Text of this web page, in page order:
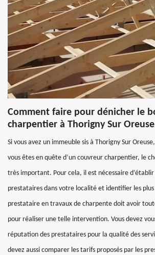
Comment faire pour dénicher le
charpentier à Thorigny Sur Oreuse
Si vous avez un immeuble sis à Thorigny Sur
vous êtes en quête d’un couvreur charpentier, le
très important. Pour cela, il est nécessaire d’établir
prestataires dans votre localité et identifier les
prestataire en travaux de charpente doit avoir
pour réaliser une telle intervention. Vous devez
réputation des prestataires pour la qualité des
devez aussi comparer les tarifs proposés par les